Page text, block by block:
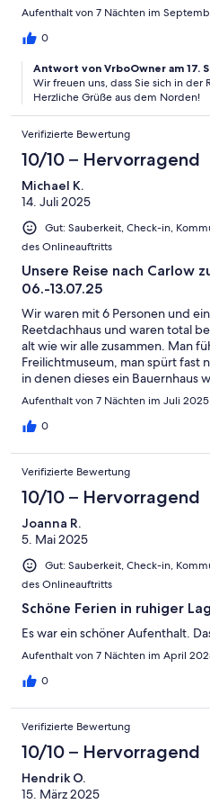
Aufenthalt von 7 Nächten im
0
Antwort von VrboOwner am 17.
Wir freuen uns, dass Sie sich in
Herzliche Grüße aus dem Norden!
Verifizierte Bewertung
10/10 – Hervorragend
Michael K.
14. Juli 2025
Gut: Sauberkeit, Check-in,
des Onlineauftritts
Unsere Reise nach Carlow
06.-13.07.25
Wir waren mit 6 Personen und
Reetdachhaus und waren total
alt wie wir alle zusammen. Man
Freilichtmuseum, man spürt fast
in denen dieses ein Bauernhaus
im Fluge. Wir haben die
Schwerin und kleinere Ort im
alle mitgereisten. Wir können
weiterempfehlen. Wer Ruhe und
Ambiente sucht ist hier
Aufenthalt von 7 Nächten im Juli 2025
0
Verifizierte Bewertung
10/10 – Hervorragend
Joanna R.
5. Mai 2025
Gut: Sauberkeit, Check-in,
des Onlineauftritts
Schöne Ferien in ruhiger
Es war ein schöner Aufenthalt.
Aufenthalt von 7 Nächten im April
0
Verifizierte Bewertung
10/10 – Hervorragend
Hendrik O.
15. März 2025